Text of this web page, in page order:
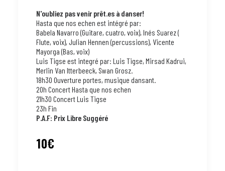
N'oubliez pas venir prêt.es à danser!
Hasta que nos echen est intégré par:
Babela Navarro (Guitare, cuatro, voix), Inés Suarez (
Flute, voix), Julian Hennen (percussions), Vicente
Mayorga (Bas, voix)
Luis Tigse est integré par: Luis Tigse, Mirsad Kadrui,
Merlin Van Itterbeeck, Swan Grosz.
18h30 Ouverture portes, musique dansant.
20h Concert Hasta que nos echen
21h30 Concert Luis Tigse
23h Fin
P.A.F: Prix Libre Suggéré
10€